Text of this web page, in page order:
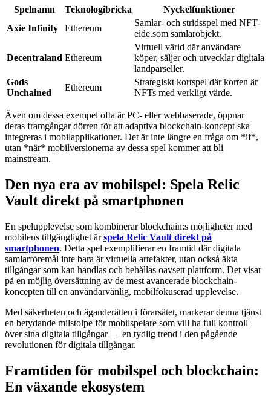
Spelnamn Teknologibricka
Nyckelfunktioner
Axie Infinity
Ethereum
Samlar- och stridsspel med NFT-
eide.som samlarobjekt.
Decentraland Ethereum
Virtuell värld där användare
köper, säljer och utvecklar digitala
landparseller.
Gods
Unchained
Ethereum
Strategiskt kortspel där korten är
NFTs med verkligt värde.
Även om dessa exempel ofta är PC- eller webbaserade, öppnar
deras framgångar dörren för att adaptiva blockchain-koncept ska
integreras i mobilapplikationer. Det är inte längre en fråga om *if*,
utan *när* mobilversionerna av dessa spel kommer att bli
mainstream.
Den nya era av mobilspel: Spela Relic
Vault direkt på smartphonen
En spelupplevelse som kombinerar blockchain:s möjligheter med
mobilens tillgänglighet ärspela Relic Vault direkt på
smartphonen. Detta spel exemplifierar en framtid där digitala
samlarföremål inte bara är virtuella artefakter, utan också äkta
tillgångar som kan handlas och behållas oavsett plattform. Det visar
på en möjlig översättning av de mest avancerade blockchain-
koncepten till en användarvänlig, mobilfokuserad upplevelse.
Med säkerheten och äganderätten i förarsätet, markerar denna tjänst
en betydande milstolpe för mobilspelare som vill ha full kontroll
över sina digitala tillgångar — en tydlig trend i den pågående
revolutionen för digitala tillgångar.
Framtiden för mobilspel och blockchain:
En växande ekosystem